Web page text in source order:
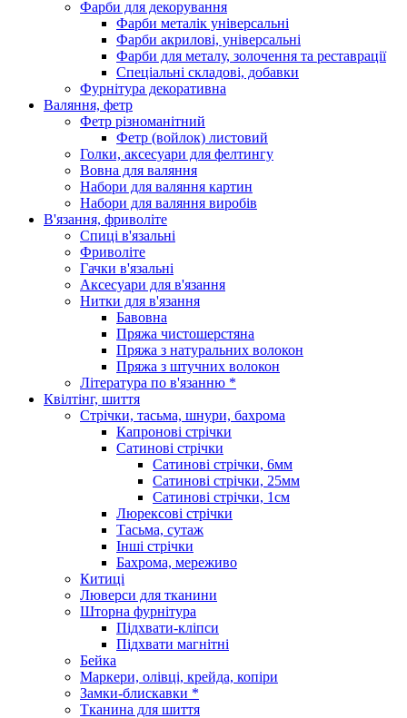
Фарби для декорування
Фарби металік універсальні
Фарби акрилові, універсальні
Фарби для металу, золочення та реставрації
Спеціальні складові, добавки
Фурнітура декоративна
Валяння, фетр
Фетр різноманітний
Фетр (войлок) листовий
Голки, аксесуари для фелтингу
Вовна для валяння
Набори для валяння картин
Набори для валяння виробів
В'язання, фриволіте
Спиці в'язальні
Фриволіте
Гачки в'язальні
Аксесуари для в'язання
Нитки для в'язання
Бавовна
Пряжа чистошерстяна
Пряжа з натуральних волокон
Пряжа з штучних волокон
Література по в'язанню *
Квілтінг, шиття
Стрічки, тасьма, шнури, бахрома
Капронові стрічки
Сатинові стрічки
Сатинові стрічки, 6мм
Сатинові стрічки, 25мм
Сатинові стрічки, 1см
Люрексові стрічки
Тасьма, сутаж
Інші стрічки
Бахрома, мереживо
Китиці
Люверси для тканини
Шторна фурнітура
Підхвати-кліпси
Підхвати магнітні
Бейка
Маркери, олівці, крейда, копіри
Замки-блискавки *
Тканина для шиття